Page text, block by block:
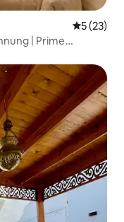
5 (23)
| Prime